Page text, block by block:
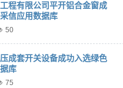
程有限公司平开铝合金窗成
信应用数据库
50
成套开关设备成功入选绿色
库
75